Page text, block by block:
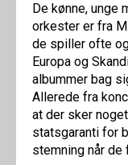
De kønne, unge
orkester er fra
de spiller ofte
Europa og
albummer bag
Allerede fra
at der sker
statsgaranti for
stemning når de